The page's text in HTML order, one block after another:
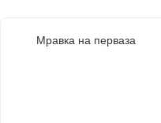
Мравка на перваза